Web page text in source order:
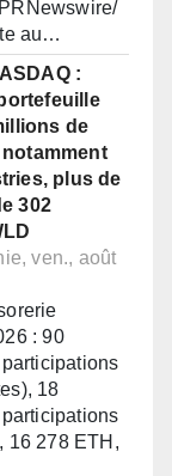
au…
:
de
plus de
302
ven., août
: 90
18
16 278 ETH,